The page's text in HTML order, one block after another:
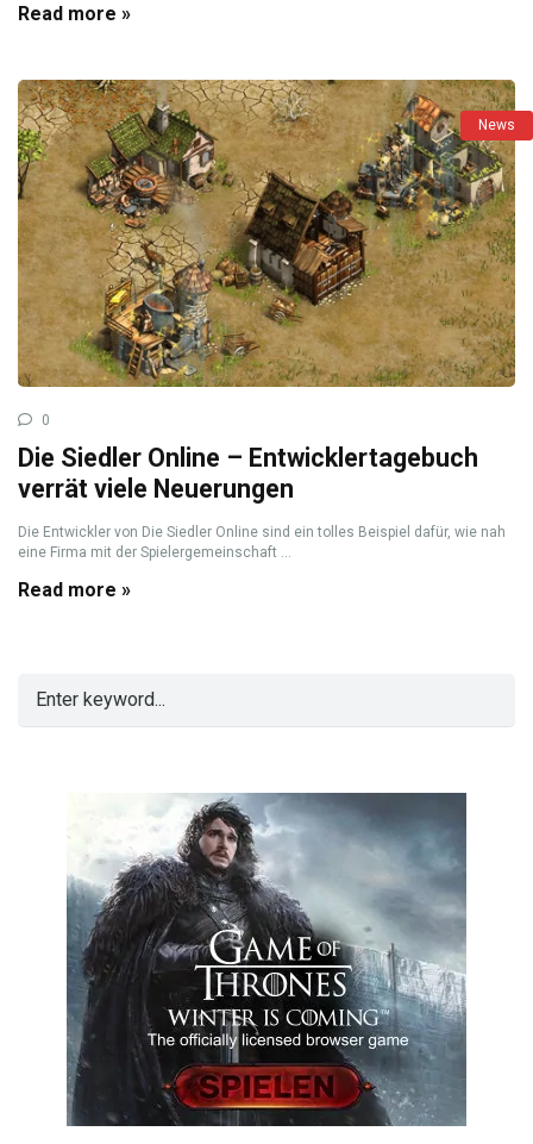
Read more »
News
0
Die Siedler Online – Entwicklertagebuch
verrät viele Neuerungen
Die Entwickler von Die Siedler Online sind ein tolles Beispiel dafür, wie nah
eine Firma mit der Spielergemeinschaft ...
Read more »